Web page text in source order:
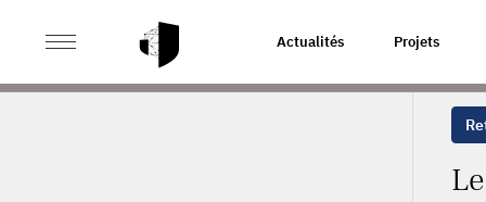
Actualités Projets
ACCUEIL LES CAMPAGNES